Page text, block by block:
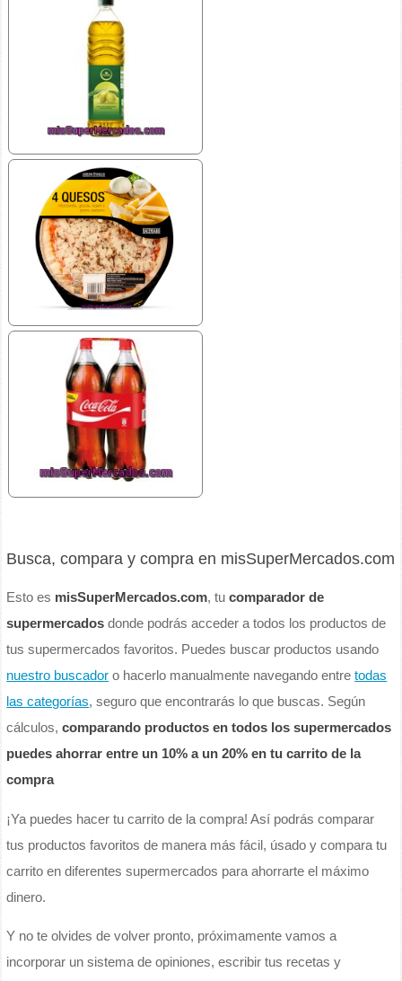
Busca, compara y compra en misSuperMercados.com
Esto es misSuperMercados.com, tucomparador de
supermercados donde podrás acceder a todos los productos de
tus supermercados favoritos. Puedes buscar productos usando
nuestro buscador o hacerlo manualmente navegando entretodas
las categorías, seguro que encontrarás lo que buscas. Según
cálculos,comparando productos en todos los supermercados
puedes ahorrar entre un 10% a un 20% en tu carrito de la
compra
¡Ya puedes hacer tu carrito de la compra! Así podrás comparar
tus productos favoritos de manera más fácil, úsado y compara tu
carrito en diferentes supermercados para ahorrarte el máximo
dinero.
Y no te olvides de volver pronto, próximamente vamos a
incorporar un sistema de opiniones, escribir tus recetas y